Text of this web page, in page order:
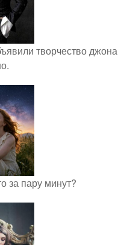
творчество джона
за пару минут?